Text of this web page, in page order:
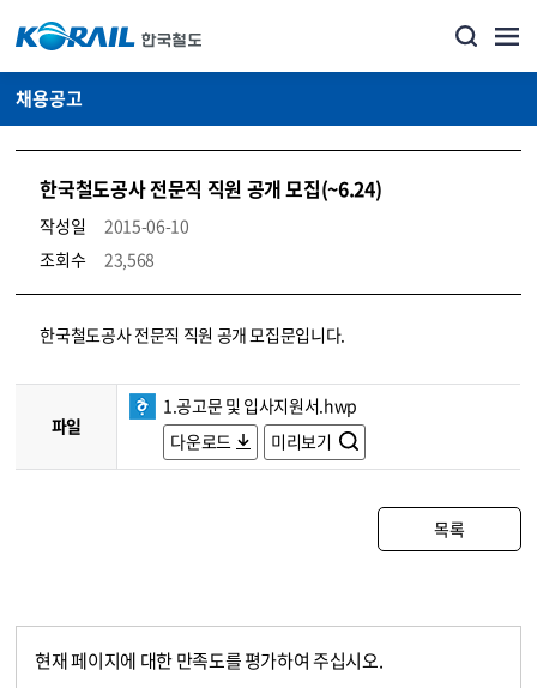
채용공고
한국철도공사 전문직 직원 공개 모집(~6.24)
작성일
2015-06-10
조회수
23,568
코레일소개_경영공시_채용공고 상세보기 – 내용, 파일, 담당자 연락처로 구성
한국철도공사 전문직 직원 공개 모집문입니다.
파일
1.공고문 및 입사지원서.hwp
다운로드
미리보기
목록
현재 페이지에 대한 만족도를 평가하여 주십시오.